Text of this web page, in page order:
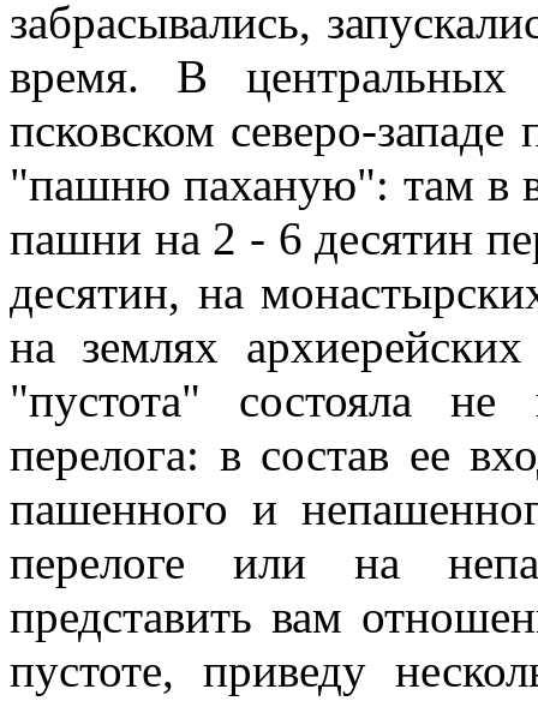
забрасывались,
время. В центральных
псковском северо-западе
"пашню паханую": там в
пашни на 2 - 6 десятин
десятин, на
на землях
"пустота" состояла не
перелога: в состав ее
пашенного и
перелоге или на
представить вам
пустоте, приведу